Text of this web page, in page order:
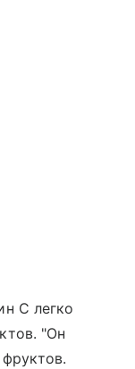
C легко
"Он